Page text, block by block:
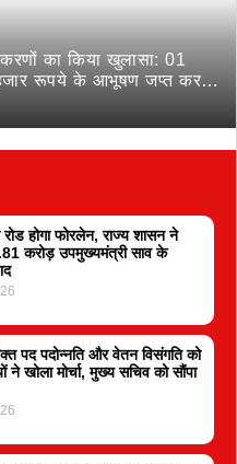
का किया खुलासा: 01
रूपये के आभूषण जप्त कर
रोड होगा फोरलेन, राज्य शासन ने
करोड़ उपमुख्यमंत्री साव के
पद पदोन्नति और वेतन विसंगति को
ने खोला मोर्चा, मुख्य सचिव को सौंपा